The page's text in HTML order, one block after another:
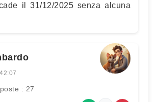
il 31/12/2025 senza alcuna
: 27